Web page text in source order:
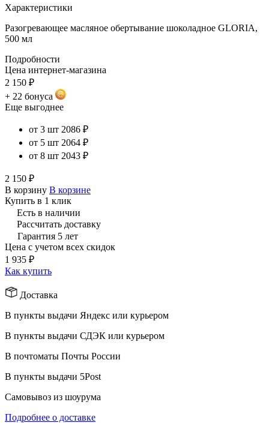
Характеристики
Разогревающее масляное обертывание шоколадное GLORIA,
500 мл
Подробности
Цена интернет-магазина
2 150 ₽
+ 22 бонуса
Еще выгоднее
от 3 шт 2086 ₽
от 5 шт 2064 ₽
от 8 шт 2043 ₽
2 150 ₽
В корзину В корзине
Купить в 1 клик
Есть в наличии
Рассчитать доставку
Гарантия 5 лет
Цена с учетом всех скидок
1 935 ₽
Как купить
Доставка
В пункты выдачи Яндекс или курьером
В пункты выдачи СДЭК или курьером
В почтоматы Почты России
В пункты выдачи 5Post
Самовывоз из шоурума
Подробнее о доставке